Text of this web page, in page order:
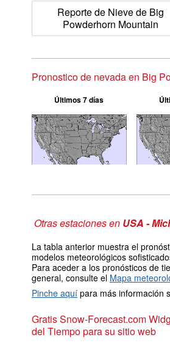
Reporte de Nieve de Big
Powderhorn Mountain
Pronostico de nevada en Big
Últimos 7 días
Otras estaciones en USA -
La tabla anterior muestra el
modelos meteorológicos
Para aceder a los pronósticos de
general, consulte el Mapa
Pinche aquí para más información
Gratis Snow-Forecast.com
del Tiempo para su sitio web